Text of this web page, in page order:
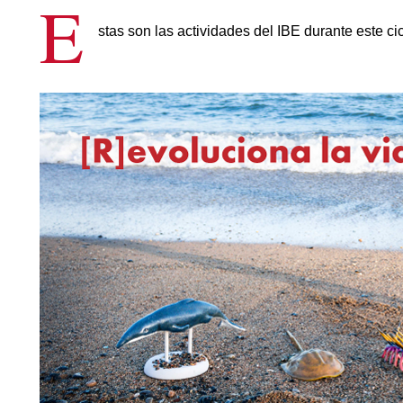
E stas son las actividades del IBE durante este